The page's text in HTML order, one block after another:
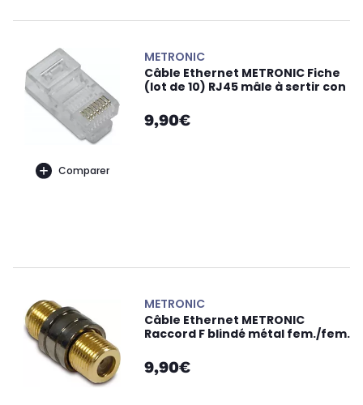
Comparer
METRONIC
Câble Ethernet METRONIC Fiche
(lot de 10) RJ45 mâle à sertir con
9,90€
METRONIC
Câble Ethernet METRONIC
Raccord F blindé métal fem./fem.
9,90€